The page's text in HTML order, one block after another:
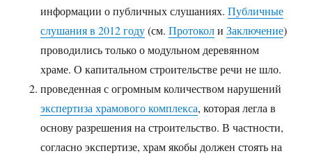
информации о публичных слушаниях.Публичные
слушания в 2012 году(см.ПротоколиЗаключение)
проводились только о модульном деревянном
храме. О капитальном строительстве речи не шло.
проведенная с огромным количеством нарушений
экспертиза храмового комплекса, которая легла в
основу разрешения на строительство. В частности,
согласно экспертизе, храм якобы должен стоять на